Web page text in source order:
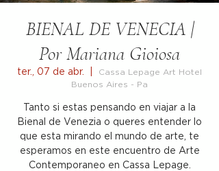
BIENAL DE VENECIA |
Por Mariana Gioiosa
ter., 07 de abr.
Cassa Lepage Art Hotel
Buenos Aires - Pa
Tanto si estas pensando en viajar a la
Bienal de Venezia o queres entender lo
que esta mirando el mundo de arte, te
esperamos en este encuentro de Arte
Contemporaneo en Cassa Lepage.